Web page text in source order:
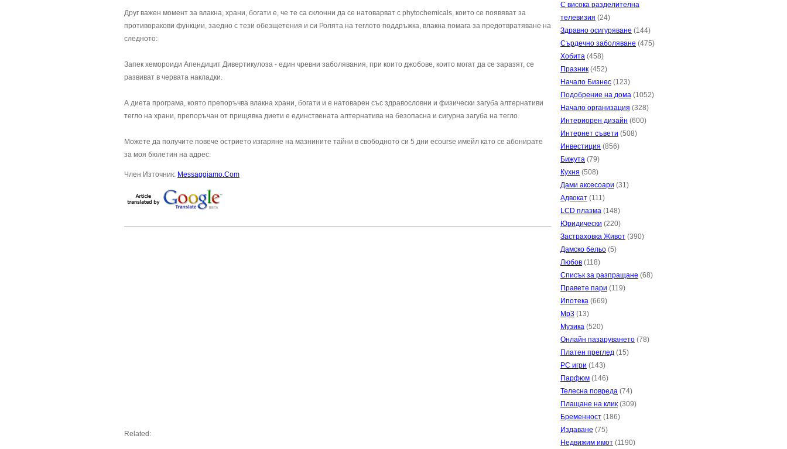
Друг важен момент за влакна, храни, богати е, че те са склонни да се натоварват с phytochemicals, които се появяват за
противоракови функции, заедно с тези обезщетения и си Ролята на теглото поддръжка, влакна помага за предотвратяване на
следното:
Запек хемороиди Апендицит Дивертикулоза - един чревни заболявания, при които джобове, които могат да се заразят, се
развиват в червата накладки.
А диета програма, която препоръчва влакна храни, богати и е натоварен със здравословни и физически загуба алтернативи
тегло на храни, препоръчан от прищявка диети е единствената алтернатива на безопасна и сигурна загуба на тегло.
Можете да получите повече острието изгаряне на мазнините тайни в свободното си 5 дни ecourse имейл като се абонирате
за моя бюлетин на адрес:
Член Източник: Messaggiamo.Com
Related:
С висока разделителна
телевизия (24)
Здравно осигуряване (144)
Сърдечно заболяване (475)
Хобита (458)
Празник (452)
Начало Бизнес (123)
Подобрение на дома (1052)
Начало организация (328)
Интериорен дизайн (600)
Интернет съвети (508)
Инвестиция (856)
Бижута (79)
Кухня (508)
Дами аксесоари (31)
Адвокат (111)
LCD плазма (148)
Юридически (220)
Застраховка Живот (390)
Дамско бельо (5)
Любов (118)
Списък за разпращане (68)
Правете пари (119)
Ипотека (669)
Mp3 (13)
Музика (520)
Онлайн пазаруването (78)
Платен преглед (15)
PC игри (143)
Парфюм (146)
Телесна повреда (74)
Плащане на клик (309)
Бременност (186)
Издаване (75)
Недвижим имот (1190)